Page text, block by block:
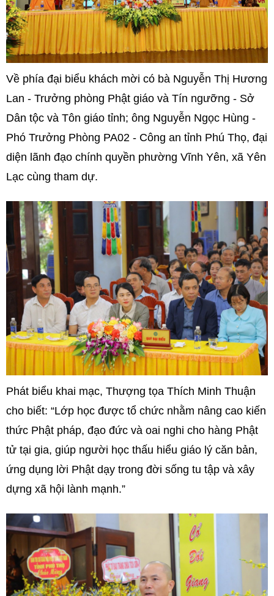
Về phía đại biểu khách mời có bà Nguyễn Thị Hương
Lan - Trưởng phòng Phật giáo và Tín ngưỡng - Sở
Dân tộc và Tôn giáo tỉnh; ông Nguyễn Ngọc Hùng -
Phó Trưởng Phòng PA02 - Công an tỉnh Phú Thọ, đại
diện lãnh đạo chính quyền phường Vĩnh Yên, xã Yên
Lạc cùng tham dự.
Phát biểu khai mạc, Thượng tọa Thích Minh Thuận
cho biết: “Lớp học được tổ chức nhằm nâng cao kiến
thức Phật pháp, đạo đức và oai nghi cho hàng Phật
tử tại gia, giúp người học thấu hiểu giáo lý căn bản,
ứng dụng lời Phật dạy trong đời sống tu tập và xây
dựng xã hội lành mạnh.”